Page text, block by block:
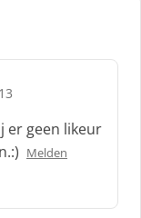
er geen likeur
Melden